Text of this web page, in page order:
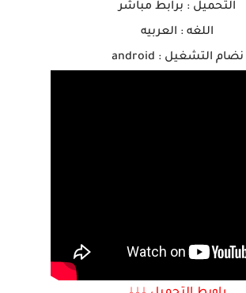
التحميل : برابط مباشر
اللغه : العربيه
نضام التشغيل : android